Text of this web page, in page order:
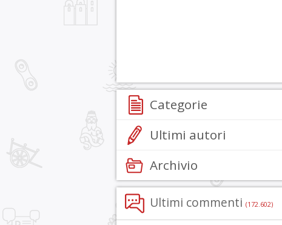
Categorie
Ultimi autori
Archivio
Ultimi commenti (172.602)